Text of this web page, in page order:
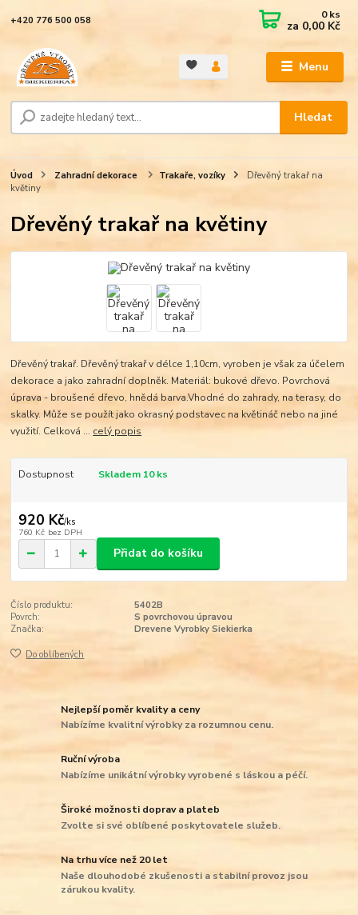
Menu
Hledat
+420 776 500 058 0ks
za 0,00 Kč
Úvod Zahradní dekorace Trakaře, vozíky
Dřevěný trakař na
květiny
Dřevěný trakař na květiny
Dřevěný trakař. Dřevěný trakař v délce 1,10cm, vyroben je však za účelem
dekorace a jako zahradní doplněk. Materiál: bukové dřevo. Povrchová
úprava - broušené dřevo, hnědá barva.Vhodné do zahrady, na terasy, do
skalky. Může se použít jako okrasný podstavec na květináč nebo na jiné
využití. Celková ... celý popis
Dostupnost Skladem 10 ks
920 Kč/ks
760 Kč bez DPH
Přidat do košíku
Číslo produktu:
5402B
Povrch:
S povrchovou úpravou
Značka:
Drevene Vyrobky Siekierka
Do oblíbených
Nejlepší poměr kvality a ceny
Nabízíme kvalitní výrobky za rozumnou cenu.
Ruční výroba
Nabízíme unikátní výrobky vyrobené s láskou a péčí.
Široké možnosti doprav a plateb
Zvolte si své oblíbené poskytovatele služeb.
Na trhu více než 20 let
Naše dlouhodobé zkušenosti a stabilní provoz jsou
zárukou kvality.